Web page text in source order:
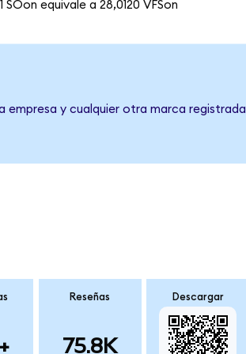
1 SOon equivale a 28,0120 VFSon
y cualquier otra marca registrada
Reseñas
75.8K
Descargar